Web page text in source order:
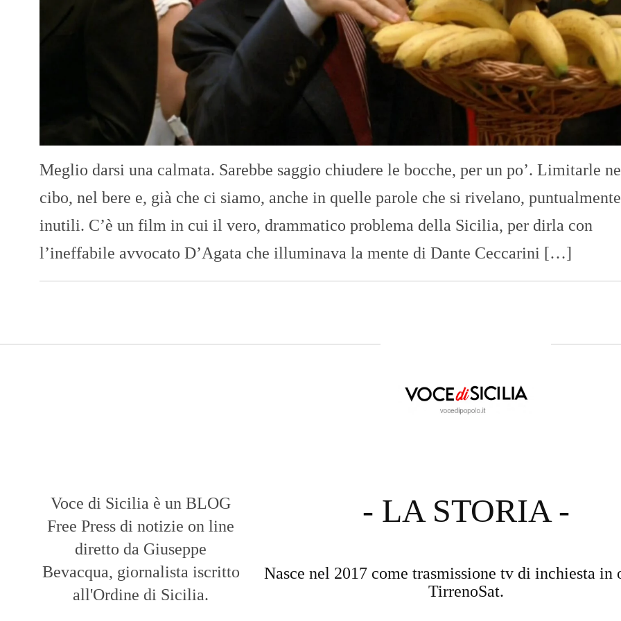
Meglio darsi una calmata. Sarebbe saggio chiudere le bocche, per un po’. Limitarle
cibo, nel bere e, già che ci siamo, anche in quelle parole che si rivelano,
inutili. C’è un film in cui il vero, drammatico problema della Sicilia, per dirla con
l’ineffabile avvocato D’Agata che illuminava la mente di Dante Ceccarini […]
Voce di Sicilia è un BLOG
Free Press di notizie on line
diretto da Giuseppe
Bevacqua, giornalista iscritto
all'Ordine di Sicilia.
- LA STORIA -
Nasce nel 2017 come trasmissione tv di inchiesta in
TirrenoSat.